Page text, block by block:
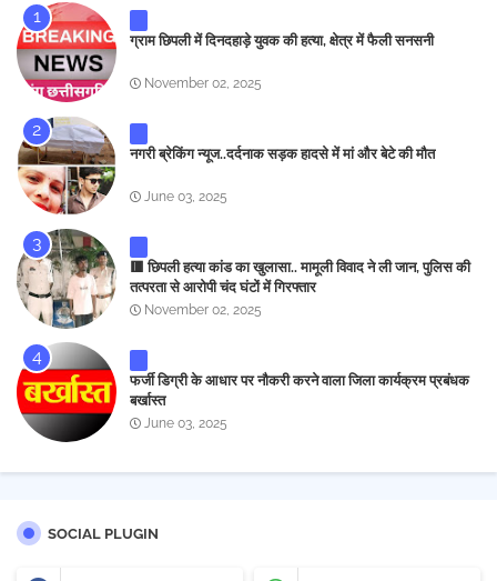
ग्राम छिपली में दिनदहाड़े युवक की हत्या, क्षेत्र में फैली सनसनी
November 02, 2025
नगरी ब्रेकिंग न्यूज..दर्दनाक सड़क हादसे में मां और बेटे की मौत
June 03, 2025
🟥 छिपली हत्या कांड का खुलासा.. मामूली विवाद ने ली जान, पुलिस की
तत्परता से आरोपी चंद घंटों में गिरफ्तार
November 02, 2025
फर्जी डिग्री के आधार पर नौकरी करने वाला जिला कार्यक्रम प्रबंधक
बर्खास्त
June 03, 2025
SOCIAL PLUGIN